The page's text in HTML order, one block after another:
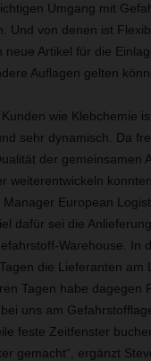
Umgang mit
Und von denen ist
neue Artikel für die
Auflagen gelten
Kunden wie Klebchemie
sehr dynamisch. Da
der gemeinsamen
weiterentwickeln
European
dafür sei die
Warehouse. In
die Lieferanten am
Tagen habe dagegen
bei uns am
feste Zeitfenster
gemacht“, ergänzt